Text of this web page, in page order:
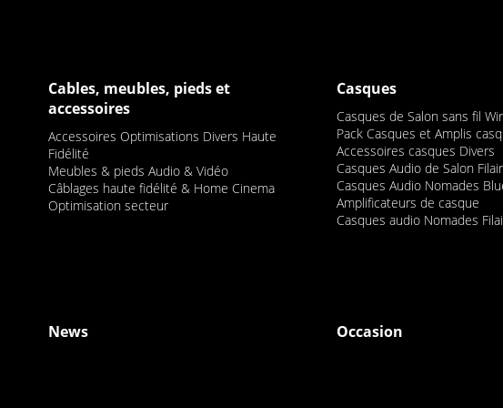
Cables, meubles, pieds et
accessoires
Accessoires Optimisations Divers Haute
Fidélité
Meubles & pieds Audio & Vidéo
Câblages haute fidélité & Home Cinema
Optimisation secteur
Casques
Casques de Salon sans fil
Pack Casques et Amplis
Accessoires casques Divers
Casques Audio de Salon
Casques Audio Nomades
Amplificateurs de casque
Casques audio Nomades
News Occasion